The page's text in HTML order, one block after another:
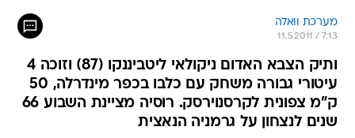
מערכת וואלה
11.5.2011 / 7:13
ותיק הצבא האדום ניקולאי ליטביננקו (87) וזוכה 4
עיטורי גבורה משחק עם כלבו בכפר מינדרלה, 50
ק"מ צפונית לקרסנוירסק. רוסיה מציינת השבוע 66
שנים לנצחון על גרמניה הנאצית